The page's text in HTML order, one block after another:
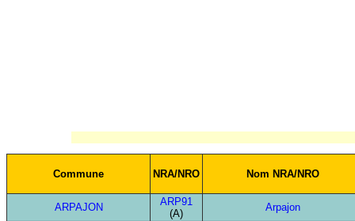
Commune NRA/NRO Nom NRA/NRO
ARPAJON
ARP91
(A)
Arpajon